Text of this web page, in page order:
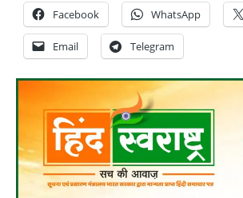
Facebook WhatsApp
Email Telegram